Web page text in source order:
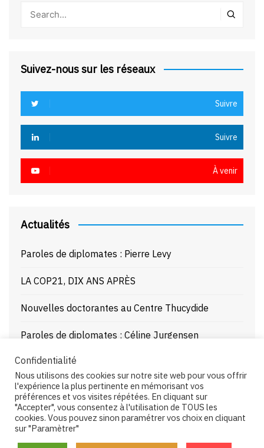
Suivez-nous sur les réseaux
Suivre
Suivre
À venir
Actualités
Paroles de diplomates : Pierre Levy
LA COP21, DIX ANS APRÈS
Nouvelles doctorantes au Centre Thucydide
Paroles de diplomates : Céline Jurgensen
Journée d’étude : La Mer Noire enjeux stratégiques
et juridiques – 21/10/25
Confidentialité
Nous utilisons des cookies sur notre site web pour vous offrir
l'expérience la plus pertinente en mémorisant vos
préférences et vos visites répétées. En cliquant sur
"Accepter", vous consentez à l'utilisation de TOUS les
cookies. Vous pouvez sinon paramétrer vos choix en cliquant
sur "Paramètrer"